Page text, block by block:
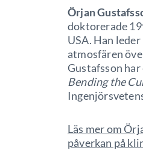
Örjan
doktorerade
USA. Han
atmosfären
Gustafsson
Bending the
Läs mer om
påverkan på